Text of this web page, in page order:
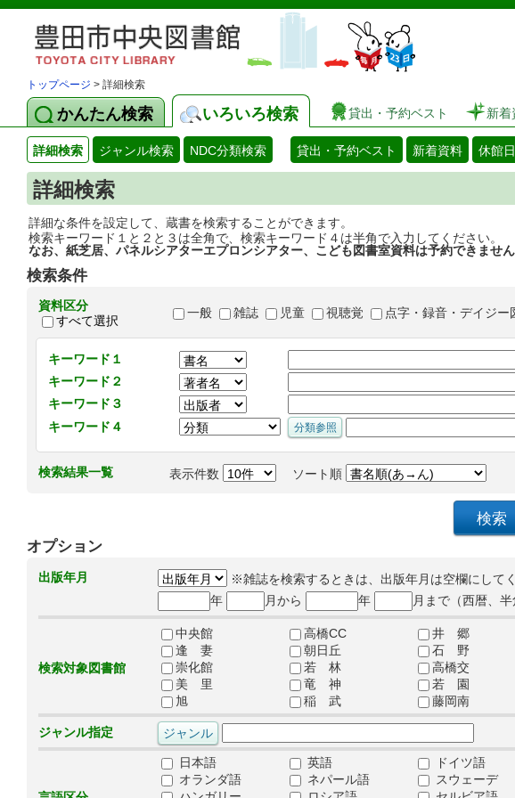
図書館 蔵書検
トップページ > 詳細検索
かんたん検索 いろいろ検索 貸出・予約ベスト 新着
詳細検索 ジャンル検索 NDC分類検索 貸出・予約ベスト 新着資料 休館
詳細検索
詳細な条件を設定して、蔵書を検索することができます。
検索キーワード１と２と３は全角で、検索キーワード４は半角で入力してください。
なお、紙芝居、パネルシアターエプロンシアター、こども図書室資料は予約できません
検索条件
資料区分
すべて選択
一般 雑誌 児童 視聴覚 点字・録音・デイジー
キーワード１
キーワード２
キーワード３
キーワード４
検索結果一覧 表示件数 ソート順
オプション
出版年月
※雑誌を検索するときは、出版年月は空欄にしてく
年
月から 年 月まで（西暦、半
検索対象図書館
中央館 高橋CC 井 郷
逢 妻
朝日丘 石 野
崇化館
若 林 高橋交
美 里
竜 神 若 園
旭
稲 武 藤岡南
ジャンル指定
日本語 英語 ドイツ語
オランダ語
ネパール語 スウェーデ